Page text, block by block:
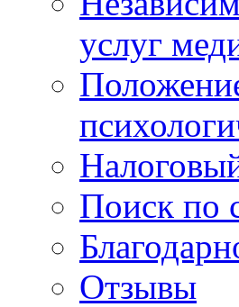
услуг
Поиск по
Отзывы